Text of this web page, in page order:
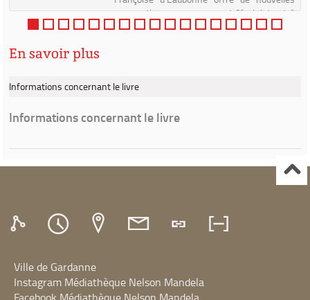
perspectives au mouvement féministe et à
la lutte écologiste. Pour ...
En savoir plus
Informations concernant le livre
Informations concernant le livre
Ville de Gardanne
Instagram Médiathèque Nelson Mandela